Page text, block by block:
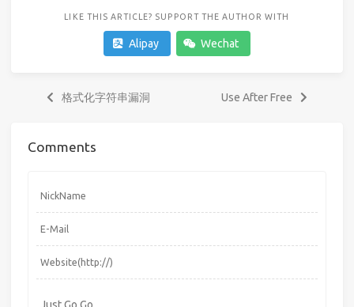
LIKE THIS ARTICLE? SUPPORT THE AUTHOR WITH
Alipay Wechat
格式化字符串漏洞 Use After Free
Comments